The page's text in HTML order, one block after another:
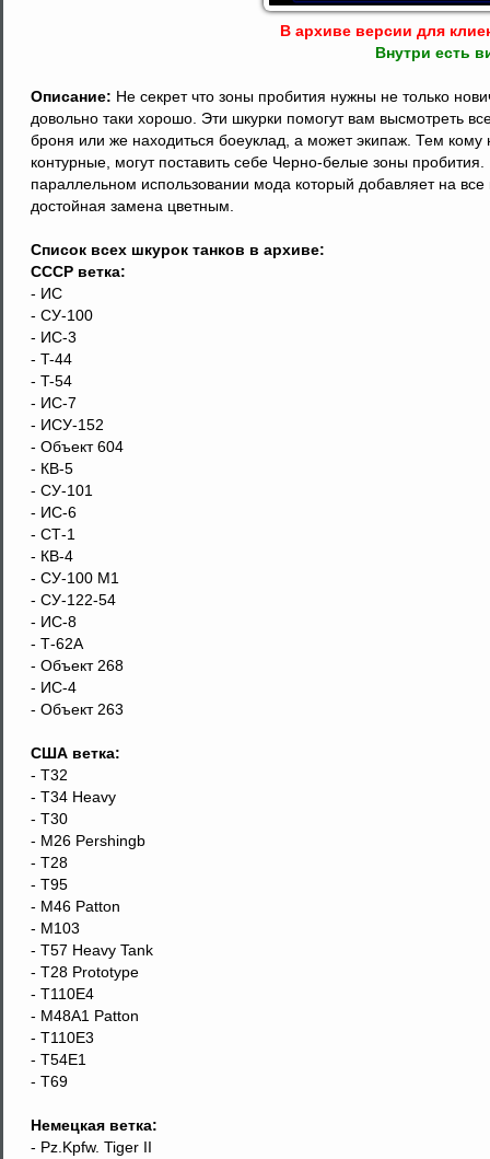
В архиве версии для
Внутри есть
Описание: Не секрет что зоны пробития нужны не только
довольно таки хорошо. Эти шкурки помогут вам высмотреть
броня или же находиться боеуклад, а может экипаж. Тем
контурные, могут поставить себе Черно-белые зоны
параллельном использовании мода который добавляет на
достойная замена цветным.
Список всех шкурок танков в архиве:
СССР ветка:
- ИС
- СУ-100
- ИС-3
- T-44
- T-54
- ИС-7
- ИСУ-152
- Объект 604
- КВ-5
- СУ-101
- ИС-6
- СТ-1
- КВ-4
- СУ-100 М1
- CУ-122-54
- ИС-8
- Т-62А
- Объект 268
- ИС-4
- Объект 263
США ветка:
- Т32
- T34 Heavy
- T30
- M26 Pershingb
- T28
- T95
- M46 Patton
- M103
- T57 Heavy Tank
- T28 Prototype
- T110E4
- M48A1 Patton
- T110E3
- T54E1
- T69
Немецкая ветка:
- Pz.Kpfw. Tiger II